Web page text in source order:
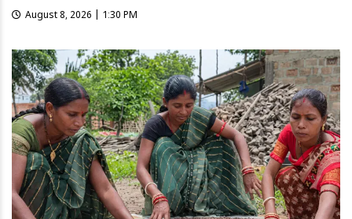
August 8, 2026 | 1:30 PM